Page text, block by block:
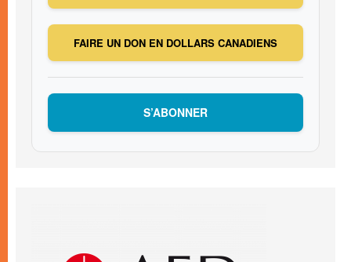
FAIRE UN DON EN DOLLARS CANADIENS
S’ABONNER